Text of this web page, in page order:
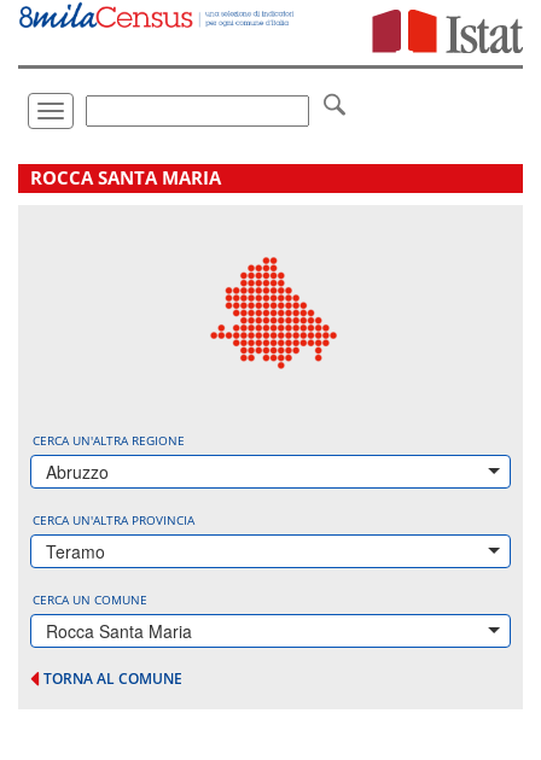
Vai
direttamente
Toggle
navigation
.
ROCCA SANTA MARIA
CERCA UN'ALTRA REGIONE
Abruzzo
CERCA UN'ALTRA PROVINCIA
Teramo
CERCA UN COMUNE
Rocca Santa Maria
TORNA AL COMUNE